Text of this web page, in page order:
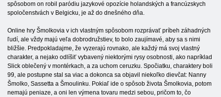
spôsobom on robil paródiu jazykové opozície holandských a francúzskych
spoločenstvách v Belgicku, je až do dnešného dňa.
Online hry Šmolkovia v ich vlastným spôsobom rozprávať príbeh záhadných
ľudí, ale vždy majú veľa dobrodružstiev, to bolo zaujímavé, aby sa s nimi
bližšie. Predpokladajme, že vyzerajú rovnako, ale každý má svoj vlastný
charakter, a nejako odlíšiť vybavený niektorými rysy osobnosti, ako napríklad
Slick oblečený v montérkach, a za uchom ceruzku. Spočiatku, charaktery boli
99, ale postupne stal sa viac a dokonca sa objavil niekoľko dievčat: Nanny
Šmolko, Sassetta a Šmoulinku. Pokiaľ ide o spôsob života Šmolkovia, potom
nemajú peniaze, a oni len výmena tovaru medzi sebou, pričom to, čo